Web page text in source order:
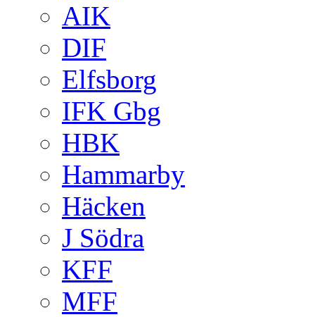
AIK
DIF
Elfsborg
IFK Gbg
HBK
Hammarby
Häcken
J Södra
KFF
MFF